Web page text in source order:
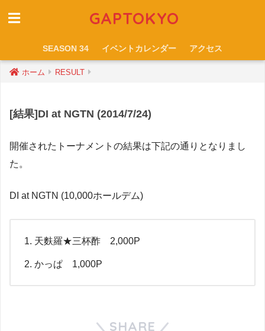
GAPTOKYO
SEASON 34 イベントカレンダー アクセス
ホーム RESULT
[結果]DI at NGTN (2014/7/24)
開催されたトーナメントの結果は下記の通りとなりまし
た。
DI at NGTN (10,000ホールデム)
天麩羅★三杯酢 2,000P
かっぱ 1,000P
SHARE